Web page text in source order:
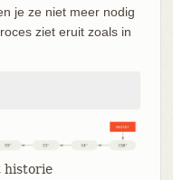
je ze niet meer nodig
ziet eruit zoals in
historie